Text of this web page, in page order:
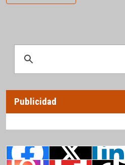
Publicidad